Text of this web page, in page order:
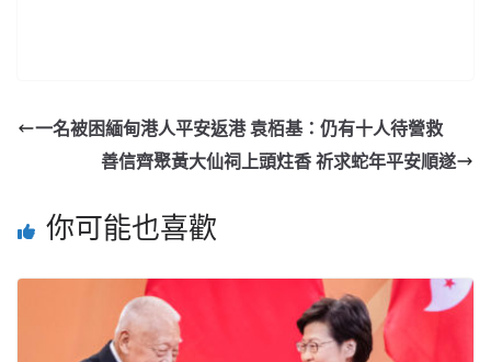
一名被困緬甸港人平安返港 袁栢基：仍有十人待營救
善信齊聚黃大仙祠上頭炷香 祈求蛇年平安順遂
你可能也喜歡